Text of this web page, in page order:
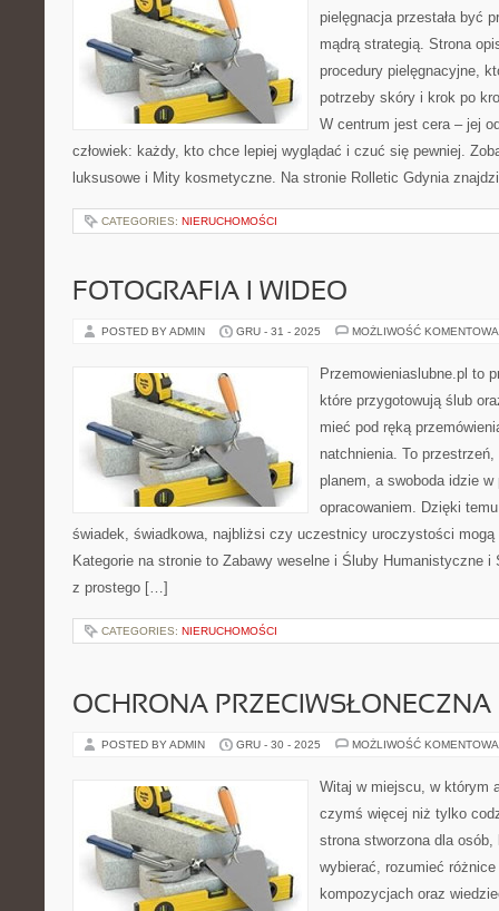
pielęgnacja przestała być
mądrą strategią. Strona
procedury pielęgnacyjne,
potrzeby skóry i krok po
W centrum jest cera – jej
człowiek: każdy, kto chce lepiej wyglądać i czuć się pewniej.
luksusowe i Mity kosmetyczne. Na stronie Rolletic Gdynia
CATEGORIES: NIERUCHOMOŚCI
FOTOGRAFIA I WIDEO
POSTED BY ADMIN GRU - 31 - 2025 MOŻLIWOŚĆ
Przemowieniaslubne.pl to
które przygotowują ślub
mieć pod ręką
natchnienia. To
planem, a swoboda idzie
opracowaniem. Dzięki
świadek, świadkowa, najbliżsi czy uczestnicy uroczystości
Kategorie na stronie to Zabawy weselne i Śluby Humanistyczne
z prostego […]
CATEGORIES: NIERUCHOMOŚCI
OCHRONA PRZECIWSŁONECZNA
POSTED BY ADMIN GRU - 30 - 2025 MOŻLIWOŚĆ
Witaj w miejscu, w którym
czymś więcej niż tylko
strona stworzona dla
wybierać, rozumieć
kompozycjach oraz